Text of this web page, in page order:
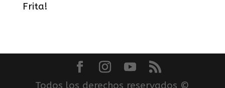
Frita!
Todos los derechos reservados ©